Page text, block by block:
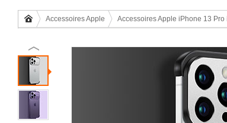
Accessoires Apple Accessoires Apple iPhone 13 Pro